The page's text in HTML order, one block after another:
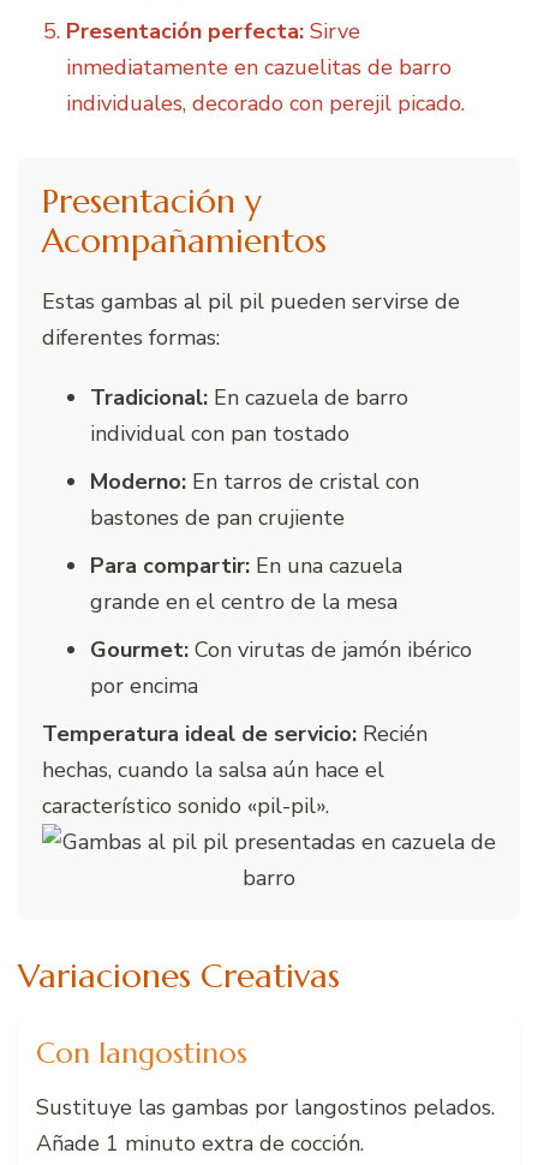
Presentación perfecta: Sirve
inmediatamente en cazuelitas de barro
individuales, decorado con perejil picado.
Presentación y
Acompañamientos
Estas gambas al pil pil pueden servirse de
diferentes formas:
Tradicional: En cazuela de barro
individual con pan tostado
Moderno: En tarros de cristal con
bastones de pan crujiente
Para compartir: En una cazuela
grande en el centro de la mesa
Gourmet: Con virutas de jamón ibérico
por encima
Temperatura ideal de servicio: Recién
hechas, cuando la salsa aún hace el
característico sonido «pil-pil».
Variaciones Creativas
Con langostinos
Sustituye las gambas por langostinos pelados.
Añade 1 minuto extra de cocción.